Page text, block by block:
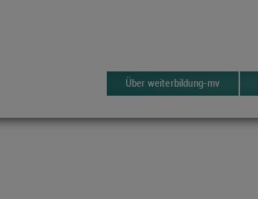
Über weiterbildung-mv